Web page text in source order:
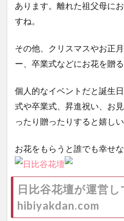
あります。離れた祖父母に
すね。
その他、クリスマスやお正
ー、卒業式などにお花を贈る
個人的なイベントだと誕生
式や卒業式、昇進祝い、お
ったり贈ったりすると嬉しい
お花をもらうと誰でも幸せ
日比谷花壇が運営し
hibiyakdan.com